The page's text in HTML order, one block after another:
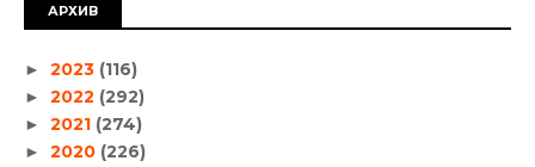
АРХИВ
► 2023 (116)
► 2022 (292)
► 2021 (274)
► 2020 (226)